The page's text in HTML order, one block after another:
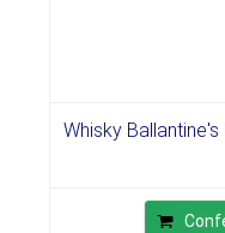
Whisky